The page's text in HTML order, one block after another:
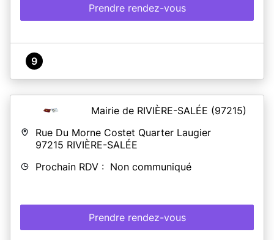
Prendre rendez-vous
9
Mairie de RIVIÈRE-SALÉE (97215)
Rue Du Morne Costet Quarter Laugier
97215 RIVIÈRE-SALÉE
Prochain RDV : Non communiqué
Prendre rendez-vous